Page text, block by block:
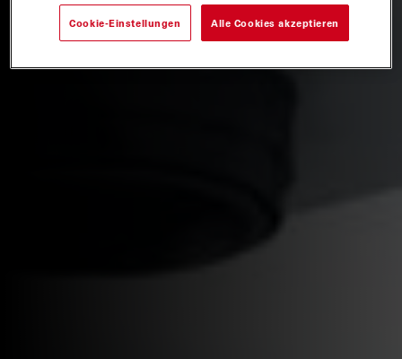
Cookie-Einstellungen Alle Cookies akzeptieren